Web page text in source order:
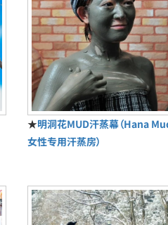
★明洞花MUD汗蒸幕（Hana
女性专用汗蒸房）